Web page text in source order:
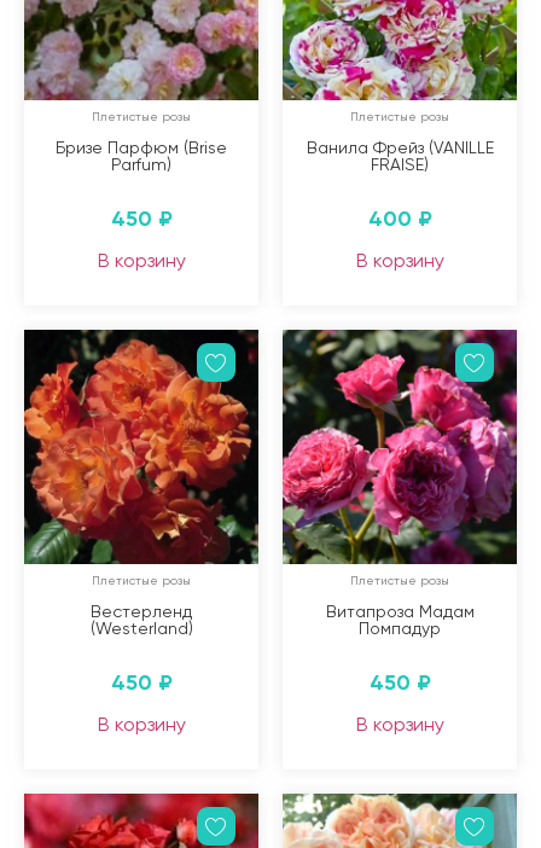
Плетистые розы
Бризе Парфюм (Brise
Parfum)
450 ₽
В корзину
Плетистые розы
Ванила Фрейз (VANILLE
FRAISE)
400 ₽
В корзину
Плетистые розы
Вестерленд
(Westerland)
450 ₽
В корзину
Плетистые розы
Витапроза Мадам
Помпадур
450 ₽
В корзину